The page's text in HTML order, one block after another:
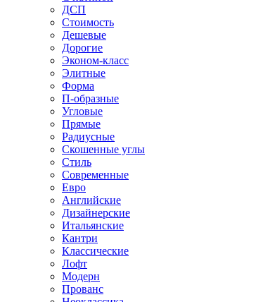
ДСП
Стоимость
Дешевые
Дорогие
Эконом-класс
Элитные
Форма
П-образные
Угловые
Прямые
Радиусные
Скошенные углы
Стиль
Современные
Евро
Английские
Дизайнерские
Итальянские
Кантри
Классические
Лофт
Модерн
Прованс